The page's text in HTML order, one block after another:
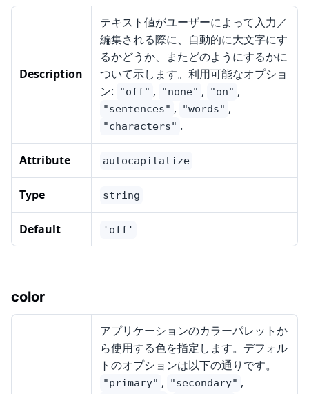
Description
テキスト値がユーザーによって入力／
編集される際に、自動的に大文字にす
るかどうか、またどのようにするかに
ついて示します。利用可能なオプショ
ン:
"off" , "none" , "on" ,
"sentences" , "words" ,
"characters" .
Attribute autocapitalize
Type string
Default 'off'
color
アプリケーションのカラーパレットか
ら使用する色を指定します。デフォル
トのオプションは以下の通りです。
"primary" , "secondary" ,